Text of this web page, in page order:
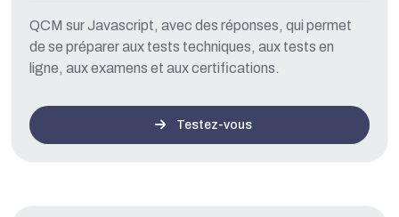
QCM sur Javascript, avec des réponses, qui permet
de se préparer aux tests techniques, aux tests en
ligne, aux examens et aux certifications.
Testez-vous